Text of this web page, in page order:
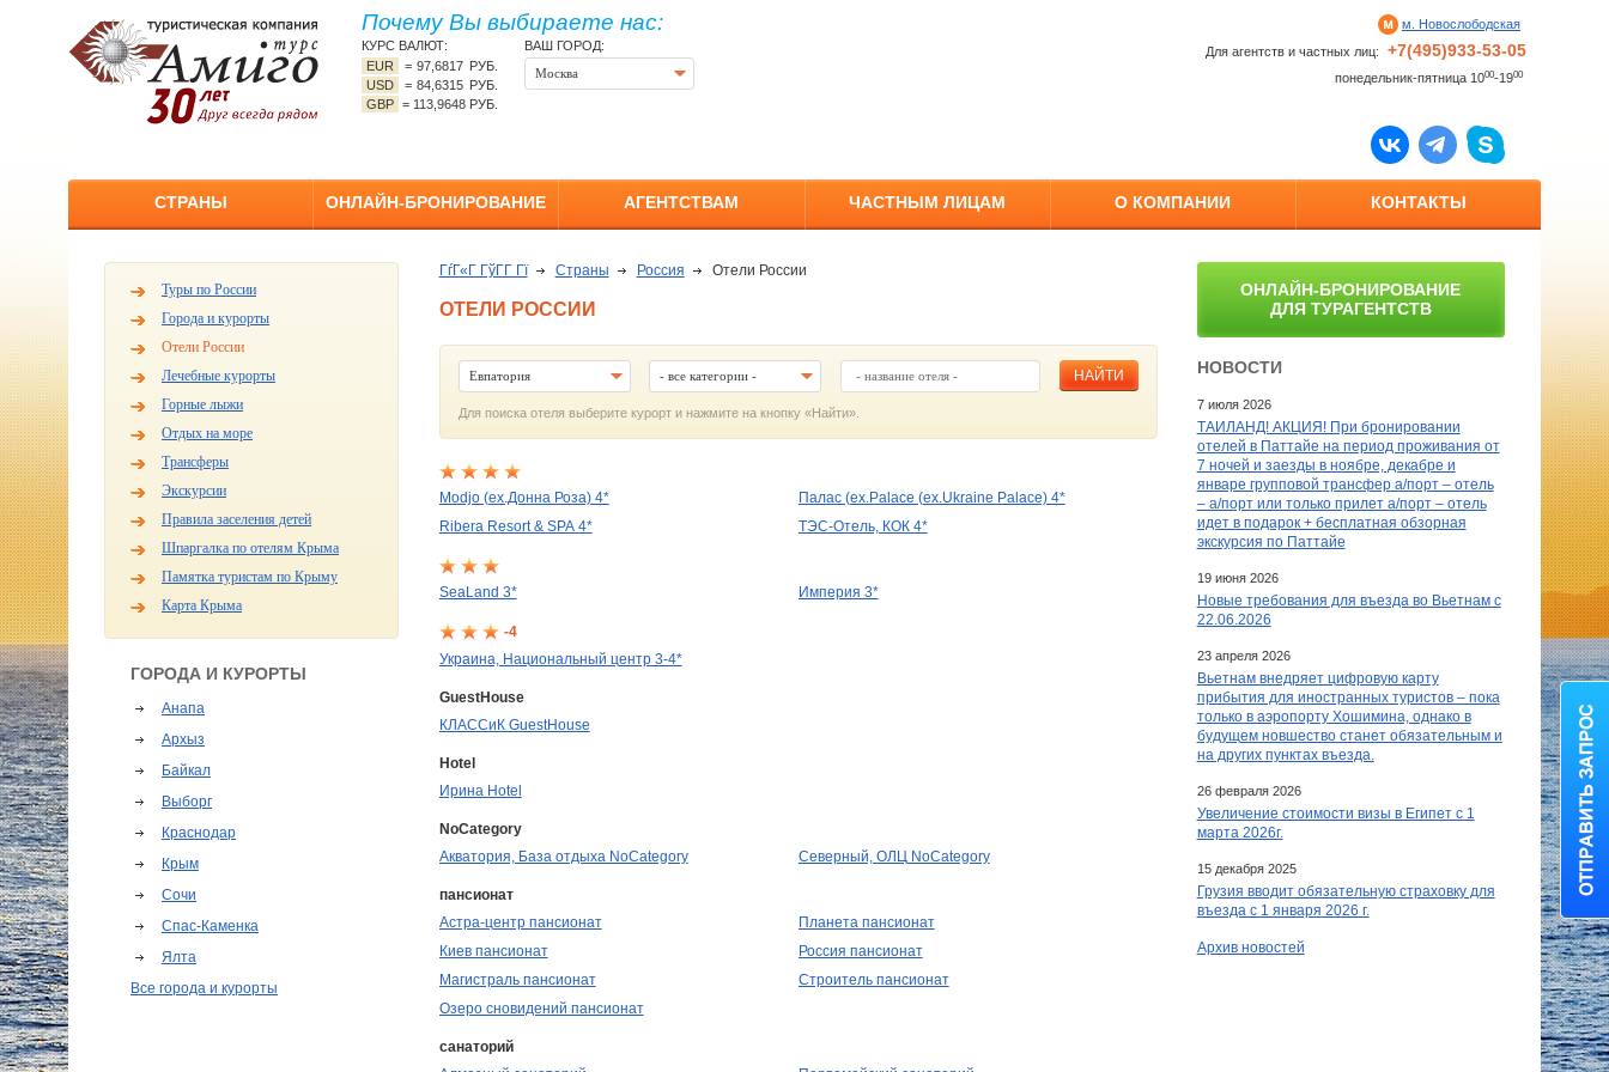
Почему Вы выбираете нас:
КУРС ВАЛЮТ:
EUR
=97,6817 РУБ.
USD
=84,6315 РУБ.
GBP = 113,9648 РУБ.
ВАШ ГОРОД:
Москва
м. Новослободская
Для агентств и частных лиц:
+7(495)933-53-05
понедельник-пятница 1000-1900
СТРАНЫ ОНЛАЙН-БРОНИРОВАНИЕ АГЕНТСТВАМ ЧАСТНЫМ ЛИЦАМ О КОМПАНИИ КОНТАКТЫ
Туры по России
Города и курорты
Отели России
Лечебные курорты
Горные лыжи
Отдых на море
Трансферы
Экскурсии
Правила заселения детей
Шпаргалка по отелям Крыма
Памятка туристам по Крыму
Карта Крыма
ГОРОДА И КУРОРТЫ
Анапа
Архыз
Байкал
Выборг
Краснодар
Крым
Сочи
Спас-Каменка
Ялта
Все города и курорты
ГѓГ«Г ГўГ­Г Гї Страны Россия Отели России
ОТЕЛИ РОССИИ
Евпатория - все категории - НАЙТИ
Для поиска отеля выберите курорт и нажмите на кнопку «Найти».
Modjo (ex.Донна Роза) 4*
Ribera Resort & SPA 4*
Палас (ex.Palace (ex.Ukraine Palace) 4*
ТЭС-Отель, КОК 4*
SeaLand 3* Империя 3*
-4
Украина, Национальный центр 3-4*
GuestHouse
КЛАССиК GuestHouse
Hotel
Ирина Hotel
NoCategory
Акватория, База отдыха NoCategory
Северный, ОЛЦ NoCategory
пансионат
Астра-центр пансионат
Киев пансионат
Магистраль пансионат
Озеро сновидений пансионат
Планета пансионат
Россия пансионат
Строитель пансионат
санаторий
ОНЛАЙН-БРОНИРОВАНИЕ
ДЛЯ ТУРАГЕНТСТВ
НОВОСТИ
7 июля 2026
ТАИЛАНД! АКЦИЯ! При бронировании
отелей в Паттайе на период проживания от
7 ночей и заезды в ноябре, декабре и
январе групповой трансфер а/порт – отель
– а/порт или только прилет а/порт – отель
идет в подарок + бесплатная обзорная
экскурсия по Паттайе
19 июня 2026
Новые требования для въезда во Вьетнам с
22.06.2026
23 апреля 2026
Вьетнам внедряет цифровую карту
прибытия для иностранных туристов – пока
только в аэропорту Хошимина, однако в
будущем новшество станет обязательным и
на других пунктах въезда.
26 февраля 2026
Увеличение стоимости визы в Египет c 1
марта 2026г.
15 декабря 2025
Грузия вводит обязательную страховку для
въезда с 1 января 2026 г.
Архив новостей